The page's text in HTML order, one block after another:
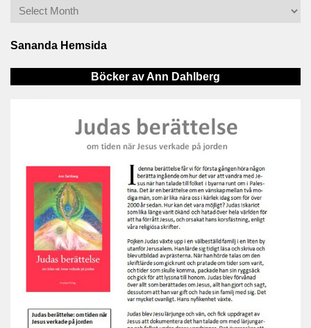
Sananda Hemsida
Böcker av Ann Dahlberg